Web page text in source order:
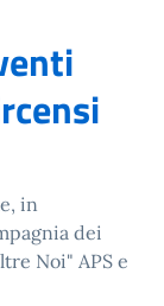
in
dei
Noi" APS e